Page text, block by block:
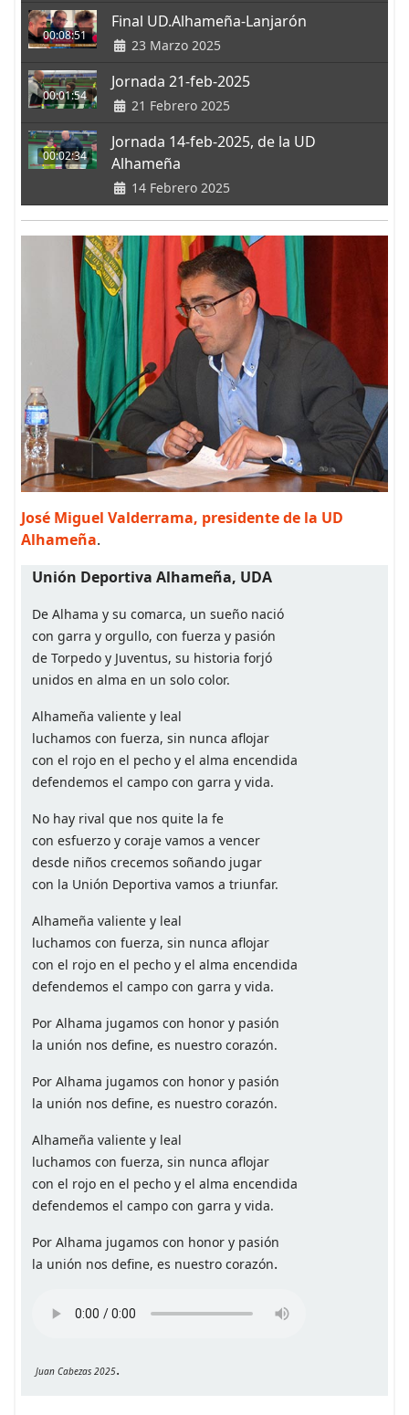
00:08:51
Final UD.Alhameña-Lanjarón
23 Marzo 2025
00:01:54
Jornada 21-feb-2025
21 Febrero 2025
00:02:34
Jornada 14-feb-2025, de la UD
Alhameña
14 Febrero 2025
José Miguel Valderrama, presidente de la UD
Alhameña.
Unión Deportiva Alhameña, UDA
De Alhama y su comarca, un sueño nació
con garra y orgullo, con fuerza y pasión
de Torpedo y Juventus, su historia forjó
unidos en alma en un solo color.
Alhameña valiente y leal
luchamos con fuerza, sin nunca aflojar
con el rojo en el pecho y el alma encendida
defendemos el campo con garra y vida.
No hay rival que nos quite la fe
con esfuerzo y coraje vamos a vencer
desde niños crecemos soñando jugar
con la Unión Deportiva vamos a triunfar.
Alhameña valiente y leal
luchamos con fuerza, sin nunca aflojar
con el rojo en el pecho y el alma encendida
defendemos el campo con garra y vida.
Por Alhama jugamos con honor y pasión
la unión nos define, es nuestro corazón.
Por Alhama jugamos con honor y pasión
la unión nos define, es nuestro corazón.
Alhameña valiente y leal
luchamos con fuerza, sin nunca aflojar
con el rojo en el pecho y el alma encendida
defendemos el campo con garra y vida.
Por Alhama jugamos con honor y pasión
la unión nos define, es nuestro corazón.
Juan Cabezas 2025.